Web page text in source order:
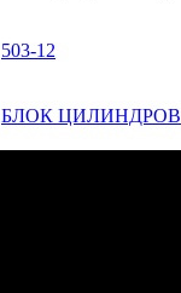
503-12
БЛОК ЦИЛИНДРОВ